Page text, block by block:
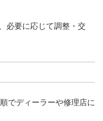
必要に応じて調整・交
でディーラーや修理店に